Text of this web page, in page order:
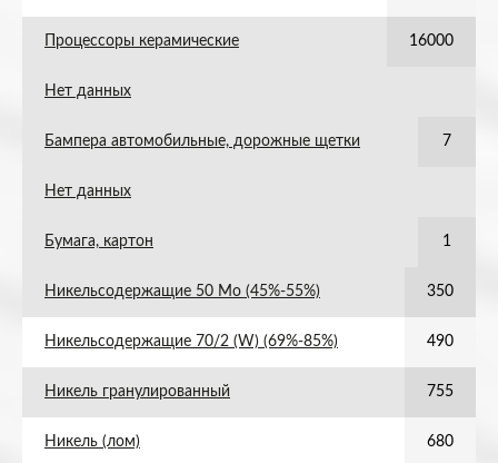
Процессоры керамические 16000
Нет данных
Бампера автомобильные, дорожные щетки 7
Нет данных
Бумага, картон 1
Никельсодержащие 50 Мо (45%-55%) 350
Никельсодержащие 70/2 (W) (69%-85%) 490
Никель гранулированный 755
Никель (лом) 680